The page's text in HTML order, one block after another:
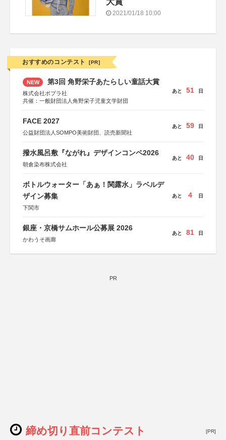
2021/01/18 10:00
おすすめのコンテスト [PR]
NEW 第3回 角野栄子あたらしい童話大賞
株式会社ポプラ社
共催：一般財団法人角野栄子児童文学財団
あと 51 日
FACE 2027
公益財団法人SOMPO美術財団、読売新聞社
あと 59 日
撥水風呂敷『ながれ』デザインコンペ2026
朝倉染布株式会社
あと 40 日
ボトルウォーター「あぁ！関露水」ラベルデ
ザイン募集
下関市
あと 4 日
銀座・京橋サムホール公募展 2026
かわうそ画廊
あと 81 日
PR
締め切り直前コンテスト [PR]